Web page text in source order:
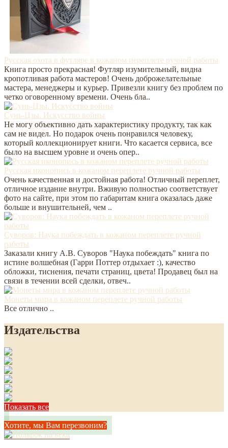
Русская охота в футляре в кожаном переплете ручной работы
Книга просто прекрасная! Футляр изумительный, видна
кропотливая работа мастеров! Очень доброжелательные
мастера, менеджеры и курьер. Привезли книгу без проблем по
четко оговоренному времени. Очень бла..
Сунь-Цзы. Искусство войны
Не могу объективно дать характеристику продукту, так как
сам не видел. Но подарок очень понравился человеку,
который коллекционирует книги. Что касается сервиса, все
было на высшем уровне и очень опер..
Русская иконопись в кожаном переплете ручной работы
Очень качественная и достойная работа! Отличный переплет,
отличное издание внутри. Вживую полностью соответствует
фото на сайте, при этом по габаритам книга оказалась даже
больше и внушительней, чем ..
Суворов: Наука побеждать в кожаном переплете ручной
работы
Заказали книгу А.В. Суворов "Наука побеждать" книга по
истине волшебная (Гарри Поттер отдыхает :), качество
обложки, тиснения, печати страниц, цвета! Продавец был на
связи в течении всей сделки, отвеч..
Монеты мира в кожаном переплете ручной работы
Все отлично ..
Издательства
Показать все
Хотите, мы Вам перезвоним?